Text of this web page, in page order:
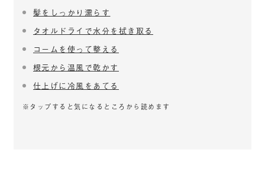
髪をしっかり濡らす
タオルドライで水分を拭き取る
コームを使って整える
根元から温風で乾かす
仕上げに冷風をあてる
※タップすると気になるところから読めます